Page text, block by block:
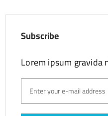
Subscribe
Lorem ipsum gravida